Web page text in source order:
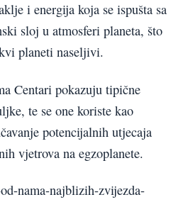
i energija koja se ispušta sa
sloj u atmosferi planeta, što
planeti naseljivi.
Centari pokazuju tipične
te se one koriste kao
potencijalnih utjecaja
vjetrova na egzoplanete.
nama-najblizih-zvijezda-